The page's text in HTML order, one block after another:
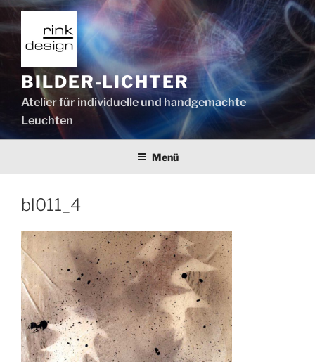
Zum
Inhalt
springen
BILDER-LICHTER
Atelier für individuelle und handgemachte
Leuchten
Menü
bl011_4